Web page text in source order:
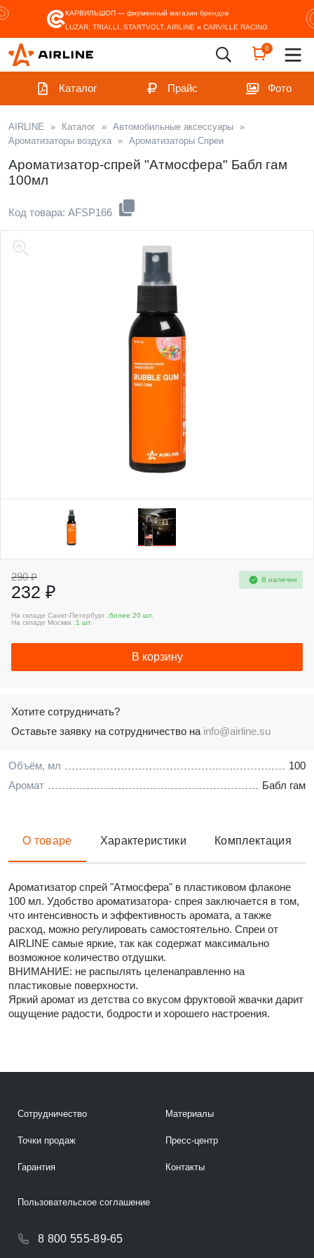
КАРВИЛЬШОП — фирменный магазин брендов
LUZAR, TRIALLI, STARTVOLT, AIRLINE и CARVILLE RACING
0
Каталог Прайс Фото
AIRLINE » Каталог » Автомобильные аксессуары »
Ароматизаторы воздуха » Ароматизаторы Спреи
Ароматизатор-спрей "Атмосфера" Бабл гам
100мл
Код товара: AFSP166
Объём, мл
100
Аромат
Бабл гам
290 ₽
232 ₽
В наличии
На складе Санкт-Петербург :более 20 шт.
На складе Москва :1 шт.
В корзину
Хотите сотрудничать?
Оставьте заявку на сотрудничество на info@airline.su
О товаре Характеристики Комплектация
Ароматизатор спрей "Атмосфера" в пластиковом флаконе
100 мл. Удобство ароматизатора- спрея заключается в том,
что интенсивность и эффективность аромата, а также
расход, можно регулировать самостоятельно. Спреи от
AIRLINE самые яркие, так как содержат максимально
возможное количество отдушки.
ВНИМАНИЕ: не распылять целенаправленно на
пластиковые поверхности.
Яркий аромат из детства со вкусом фруктовой жвачки дарит
ощущение радости, бодрости и хорошего настроения.
Сотрудничество
Точки продаж
Гарантия
Материалы
Пресс-центр
Контакты
8 800 555-89-65
Пользовательское соглашение